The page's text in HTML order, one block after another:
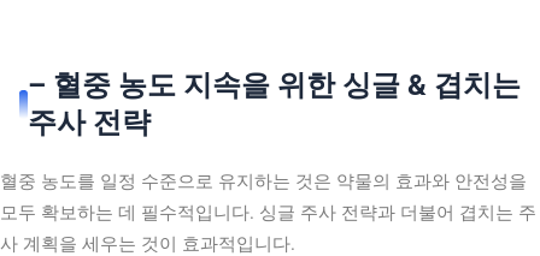
– 혈중 농도 지속을 위한 싱글 & 겹치는
주사 전략
혈중 농도를 일정 수준으로 유지하는 것은 약물의 효과와 안전성을
모두 확보하는 데 필수적입니다. 싱글 주사 전략과 더불어 겹치는 주
사 계획을 세우는 것이 효과적입니다.